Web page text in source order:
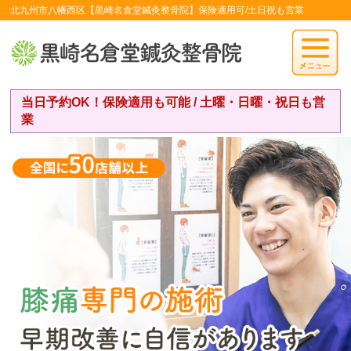
北九州市八幡西区【黒崎名倉堂鍼灸整骨院】保険適用可/土日祝も営業
当日予約OK！保険適用も可能 / 土曜・日曜・祝日も営
業